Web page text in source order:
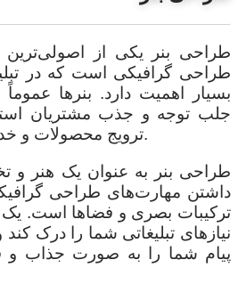
طراحی بنر یکی از اصولی‌ترین
طراحی گرافیکی است که در
بسیار اهمیت دارد. بنرها
جلب توجه و جذب مشتریان
ترویج محصولات و خدمات شما اهمیت دارند.
طراحی بنر به عنوان یک هنر و
داشتن مهارت‌های طراحی
ترکیبات بصری و فضاها است. یک
نیازهای تبلیغاتی شما را درک کند
پیام شما را به صورت جذاب و